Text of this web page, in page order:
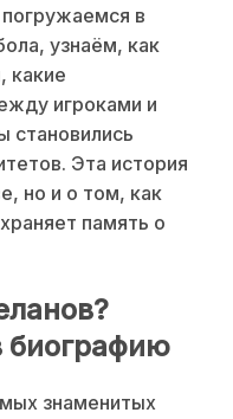
в
узнаём, как
какие
игроками и
становились
Эта история
но и о том, как
память о
биографию
знаменитых